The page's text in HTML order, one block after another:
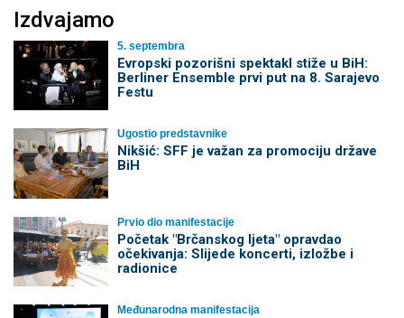
Izdvajamo
5. septembra
Evropski pozorišni spektakl stiže u BiH:
Berliner Ensemble prvi put na 8. Sarajevo
Festu
Ugostio predstavnike
Nikšić: SFF je važan za promociju države
BiH
Prvio dio manifestacije
Početak "Brčanskog ljeta" opravdao
očekivanja: Slijede koncerti, izložbe i
radionice
Međunarodna manifestacija